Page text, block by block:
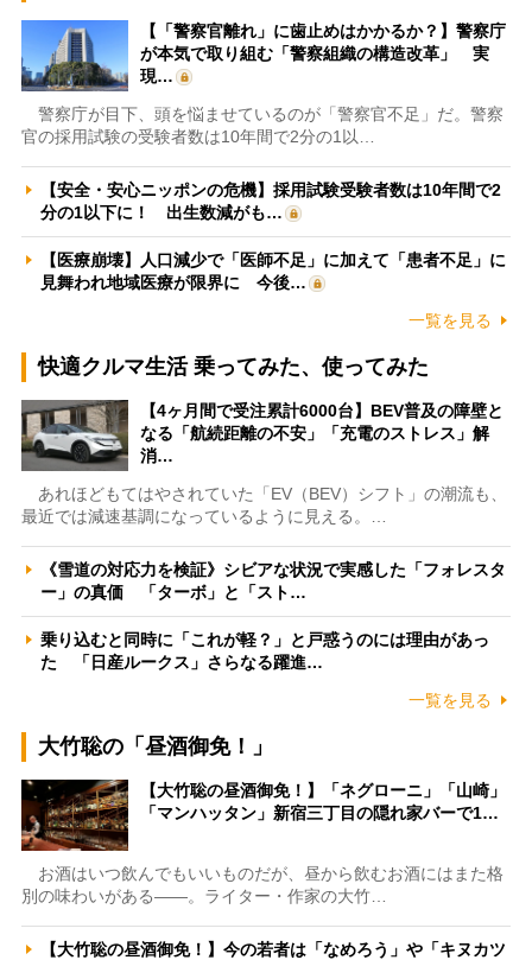
【「警察官離れ」に歯止めはかかるか？】警察庁
が本気で取り組む「警察組織の構造改革」 実
現…
警察庁が目下、頭を悩ませているのが「警察官不足」だ。警察
官の採用試験の受験者数は10年間で2分の1以…
【安全・安心ニッポンの危機】採用試験受験者数は10年間で2
分の1以下に！ 出生数減がも…
【医療崩壊】人口減少で「医師不足」に加えて「患者不足」に
見舞われ地域医療が限界に 今後…
一覧を見る
快適クルマ生活 乗ってみた、使ってみた
【4ヶ月間で受注累計6000台】BEV普及の障壁と
なる「航続距離の不安」「充電のストレス」解
消…
あれほどもてはやされていた「EV（BEV）シフト」の潮流も、
最近では減速基調になっているように見える。…
《雪道の対応力を検証》シビアな状況で実感した「フォレスタ
ー」の真価 「ターボ」と「スト…
乗り込むと同時に「これが軽？」と戸惑うのには理由があっ
た 「日産ルークス」さらなる躍進…
一覧を見る
大竹聡の「昼酒御免！」
【大竹聡の昼酒御免！】「ネグローニ」「山崎」
「マンハッタン」新宿三丁目の隠れ家バーで1…
お酒はいつ飲んでもいいものだが、昼から飲むお酒にはまた格
別の味わいがある――。ライター・作家の大竹…
【大竹聡の昼酒御免！】今の若者は「なめろう」や「キヌカツ